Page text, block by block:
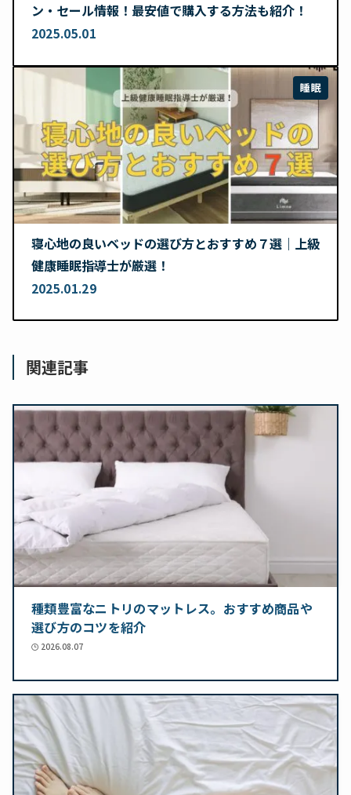
ン・セール情報！最安値で購入する方法も紹介！
2025.05.01
睡眠
寝心地の良いベッドの選び方とおすすめ７選｜上級
健康睡眠指導士が厳選！
2025.01.29
関連記事
種類豊富なニトリのマットレス。おすすめ商品や
選び方のコツを紹介
2026.08.07